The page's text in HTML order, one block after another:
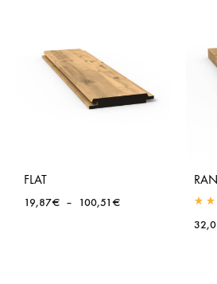
FLAT
19,87€ – 100,51€Plage